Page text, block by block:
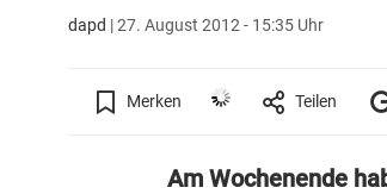
dapd |27. August 2012 - 15:35 Uhr
Merken Teilen
Am Wochenende